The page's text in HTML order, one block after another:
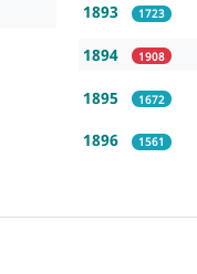
1893 1723
1894 1908
1895 1672
1896 1561